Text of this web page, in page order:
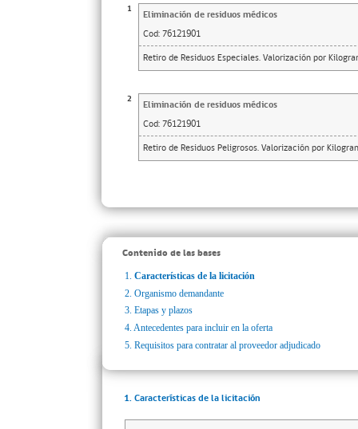
1
Eliminación de residuos médicos
Cod: 76121901
Retiro de Residuos Especiales. Valorización por
2
Eliminación de residuos médicos
Cod: 76121901
Retiro de Residuos Peligrosos. Valorización por
Contenido de las bases
1. Características de la licitación
2. Organismo demandante
3. Etapas y plazos
4. Antecedentes para incluir en la oferta
5. Requisitos para contratar al proveedor adjudicado
1. Características de la licitación